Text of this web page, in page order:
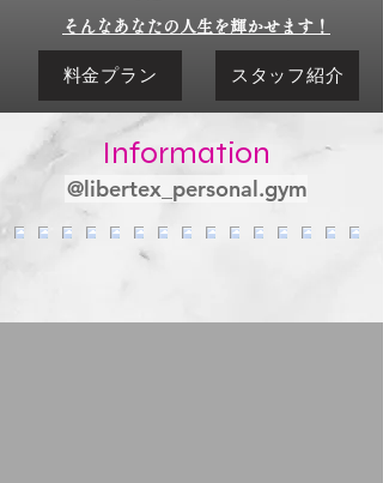
そんなあなたの人生を輝かせます！
料金プラン スタッフ紹介
Information
@libertex_personal.gym